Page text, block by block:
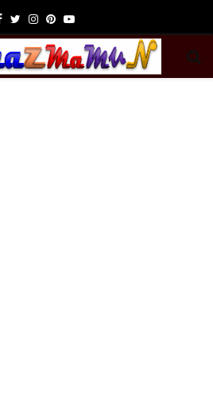
Facebook
TwitterInstagram
Pinterest
Youtube